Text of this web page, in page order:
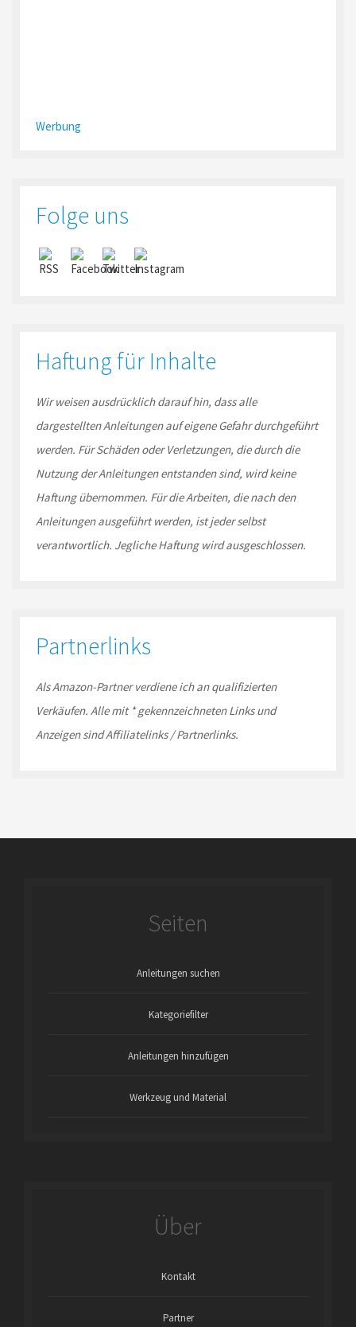
Werbung
Folge uns
Haftung für Inhalte
Wir weisen ausdrücklich darauf hin, dass alle
dargestellten Anleitungen auf eigene Gefahr durchgeführt
werden. Für Schäden oder Verletzungen, die durch die
Nutzung der Anleitungen entstanden sind, wird keine
Haftung übernommen. Für die Arbeiten, die nach den
Anleitungen ausgeführt werden, ist jeder selbst
verantwortlich. Jegliche Haftung wird ausgeschlossen.
Partnerlinks
Als Amazon-Partnerverdiene ich an qualifizierten
Verkäufen. Alle mit * gekennzeichneten Links und
Anzeigen sind Affiliatelinks / Partnerlinks.
Seiten
Anleitungen suchen
Kategoriefilter
Anleitungen hinzufügen
Werkzeug und Material
Über
Kontakt
Partner